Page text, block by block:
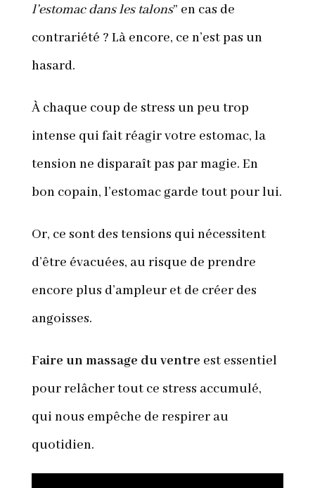
l’estomac dans les talons” en cas de
contrariété ? Là encore, ce n’est pas un
hasard.
À chaque coup de stress un peu trop
intense qui fait réagir votre estomac, la
tension ne disparaît pas par magie. En
bon copain, l’estomac garde tout pour lui.
Or, ce sont des tensions qui nécessitent
d’être évacuées, au risque de prendre
encore plus d’ampleur et de créer des
angoisses.
Faire un massage du ventre est essentiel
pour relâcher tout ce stress accumulé,
qui nous empêche de respirer au
quotidien.